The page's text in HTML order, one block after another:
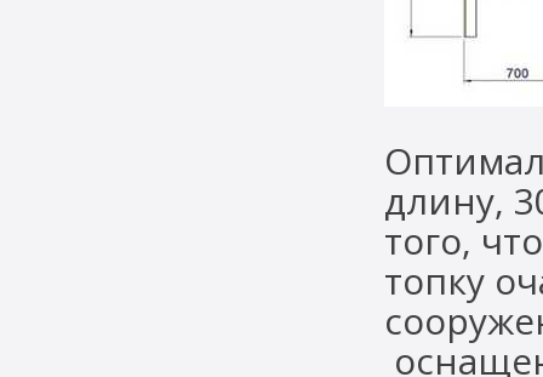
длину,
того,
топку